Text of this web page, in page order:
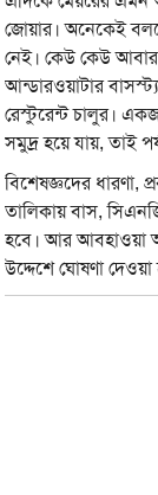
জোয়ার। অনেকেই
নেই। কেউ কেউ আবার
আন্ডারওয়াটার
রেস্টুরেন্ট চালুর।
সমুদ্র হয়ে যায়, তাই
বিশেষজ্ঞদের ধারণা,
তালিকায় বাস,
হবে। আর আবহাওয়া
উদ্দেশে ঘোষণা